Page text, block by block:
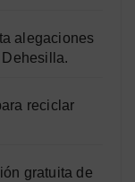
alegaciones
reciclar
gratuita de